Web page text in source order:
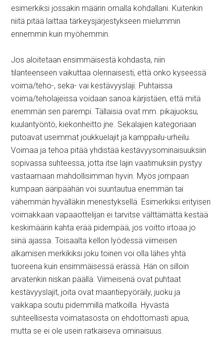
esimerkiksi jossakin määrin omalla kohdallani. Kuitenkin
niitä pitää laittaa tärkeysjärjestykseen mielummin
ennemmin kuin myöhemmin.
Jos aloitetaan ensimmäisestä kohdasta, niin
tilanteenseen vaikuttaa olennaisesti, että onko kyseessä
voima/teho-, seka- vai kestävyyslaji. Puhtaissa
voima/teholajeissa voidaan sanoa kärjistäen, että mitä
enemmän sen parempi. Tällaisia ovat mm. pikajuoksu,
kuulantyöntö, kiekonheitto jne. Sekalajien kategoriaan
putoavat useimmat joukkuelajit ja kamppailu-urheilu.
Voimaa ja tehoa pitää yhdistää kestävyysominaisuuksiin
sopivassa suhteessa, jotta itse lajin vaatimuksiin pystyy
vastaamaan mahdollisimman hyvin. Myös jompaan
kumpaan ääripäähän voi suuntautua enemmän tai
vähemmän hyvälläkin menestyksellä. Esimerkiksi erityisen
voimakkaan vapaaottelijan ei tarvitse välttämättä kestää
keskimäärin kahta erää pidempää, jos voitto irtoaa jo
siinä ajassa. Toisaalta kellon lyödessä viimeisen
alkamisen merkikiksi joku toinen voi olla lähes yhtä
tuoreena kuin ensimmäisessä erässä. Hän on silloin
arvatenkin niskan päällä. Viimeisenä ovat puhtaat
kestävyyslajit, joita ovat maantiepyöräily, juoku ja
vaikkapa soutu pidemmillä matkoilla. Hyvästä
suhteellisesta voimatasosta on ehdottomasti apua,
mutta se ei ole usein ratkaiseva ominaisuus.